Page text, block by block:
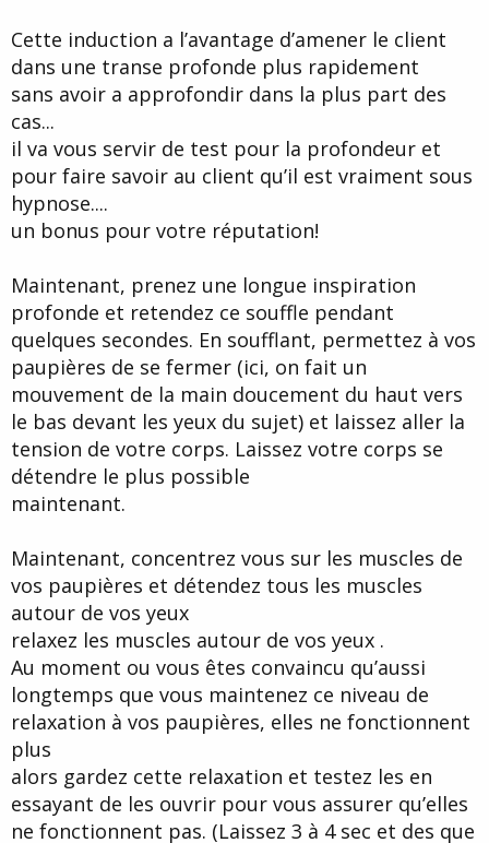
Cette induction a l’avantage d’amener le client
dans une transe profonde plus rapidement
sans avoir a approfondir dans la plus part des
cas...
il va vous servir de test pour la profondeur et
pour faire savoir au client qu’il est vraiment sous
hypnose....
un bonus pour votre réputation!
Maintenant, prenez une longue inspiration
profonde et retendez ce souffle pendant
quelques secondes. En soufflant, permettez à vos
paupières de se fermer (ici, on fait un
mouvement de la main doucement du haut vers
le bas devant les yeux du sujet) et laissez aller la
tension de votre corps. Laissez votre corps se
détendre le plus possible
maintenant.
Maintenant, concentrez vous sur les muscles de
vos paupières et détendez tous les muscles
autour de vos yeux
relaxez les muscles autour de vos yeux .
Au moment ou vous êtes convaincu qu’aussi
longtemps que vous maintenez ce niveau de
relaxation à vos paupières, elles ne fonctionnent
plus
alors gardez cette relaxation et testez les en
essayant de les ouvrir pour vous assurer qu’elles
ne fonctionnent pas. (Laissez 3 à 4 sec et des que